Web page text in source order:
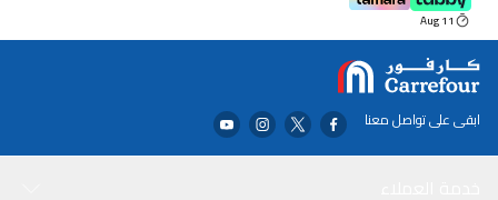
11 Aug
ابقى على تواصل معنا